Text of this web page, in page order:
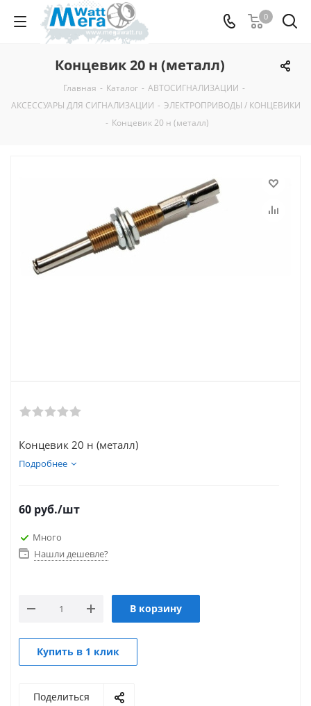
0
Концевик 20 н (металл)
Главная - Каталог - АВТОСИГНАЛИЗАЦИИ -
АКСЕССУАРЫ ДЛЯ СИГНАЛИЗАЦИИ - ЭЛЕКТРОПРИВОДЫ / КОНЦЕВИКИ
- Концевик 20 н (металл)
Концевик 20 н (металл)
Подробнее
60 руб./шт
Много
Нашли дешевле?
В корзину
Купить в 1 клик
Поделиться